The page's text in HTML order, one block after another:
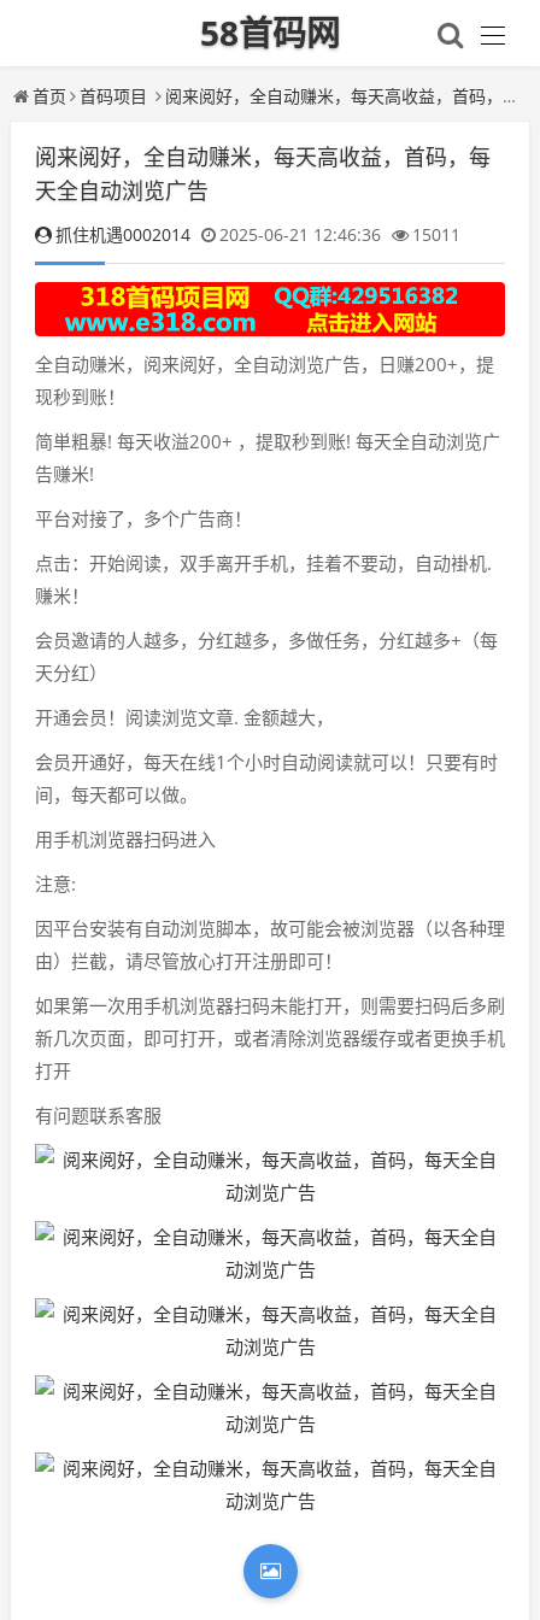
58首码网
首页 首码项目 阅来阅好，全自动赚米，每天高收益，首码，每天全自动浏览广告
阅来阅好，全自动赚米，每天高收益，首码，每
天全自动浏览广告
抓住机遇0002014 2025-06-21 12:46:36 15011
全自动赚米，阅来阅好，全自动浏览广告，日赚200+，提
现秒到账！
简単粗暴! 每天收溢200+ ，提取秒到账! 每天全自动浏览广
告赚米!
平台对接了，多个广告商！
点击：开始阅读，双手离开手机，挂着不要动，自动褂机.
赚米！
会员邀请的人越多，分红越多，多做任务，分红越多+（每
天分红）
开通会员！阅读浏览文章. 金额越大，
会员开通好，每天在线1个小时自动阅读就可以！只要有时
间，每天都可以做。
用手机浏览器扫码进入
注意:
因平台安装有自动浏览脚本，故可能会被浏览器（以各种理
由）拦截，请尽管放心打开注册即可！
如果第一次用手机浏览器扫码未能打开，则需要扫码后多刷
新几次页面，即可打开，或者清除浏览器缓存或者更换手机
打开
有问题联系客服